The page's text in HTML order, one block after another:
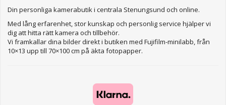
Din personliga kamerabutik i centrala Stenungsund och online.
Med lång erfarenhet, stor kunskap och personlig service hjälper vi
dig att hitta rätt kamera och tillbehör.
Vi framkallar dina bilder direkt i butiken med Fujifilm-minilabb, från
10×13 upp till 70×100 cm på äkta fotopapper.